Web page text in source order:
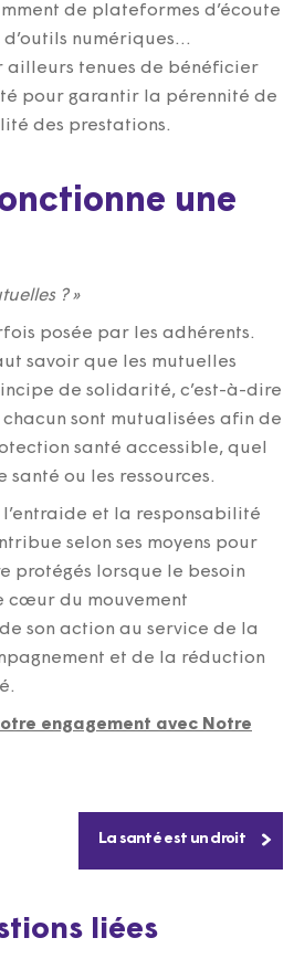
de plateformes d’écoute
d’outils numériques…
ailleurs tenues de bénéficier
pour garantir la pérennité de
des prestations.
une
? »
posée par les adhérents.
savoir que les mutuelles
de solidarité, c’est-à-dire
sont mutualisées afin de
santé accessible, quel
santé ou les ressources.
et la responsabilité
selon ses moyens pour
protégés lorsque le besoin
cœur du mouvement
son action au service de la
et de la réduction
engagement avec Notre
La santé est un droit
liées